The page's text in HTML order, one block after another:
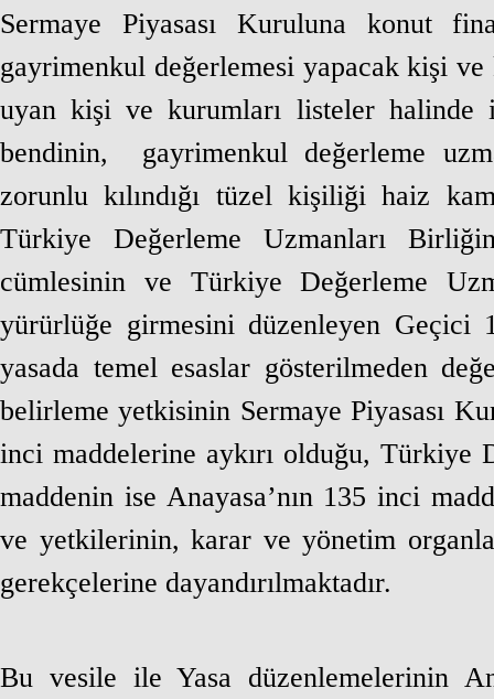
Sermaye Piyasası Kuruluna konut
gayrimenkul değerlemesi yapacak kişi
uyan kişi ve kurumları listeler
bendinin,
gayrimenkul değerleme
zorunlu kılındığı tüzel kişiliği haiz
Türkiye Değerleme Uzmanları
cümlesinin ve Türkiye Değerleme
yürürlüğe girmesini düzenleyen
yasada temel esaslar gösterilmeden
belirleme yetkisinin Sermaye Piyasası
inci maddelerine aykırı olduğu,
maddenin ise Anayasa’nın 135 inci
ve yetkilerinin, karar ve yönetim
gerekçelerine dayandırılmaktadır.
Bu vesile ile Yasa düzenlemelerinin